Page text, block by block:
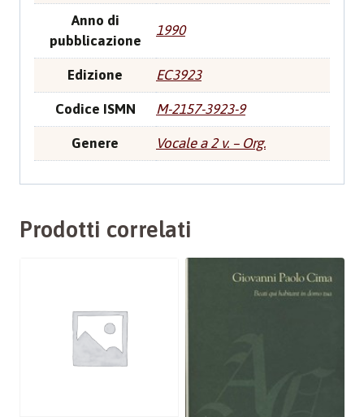
Anno di
pubblicazione
1990
Edizione EC3923
Codice ISMN M-2157-3923-9
Genere Vocale a 2 v. – Org.
Prodotti correlati